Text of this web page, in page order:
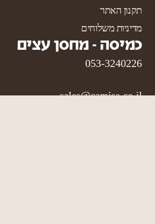
תקנון האתר
מדיניות משלוחים
כמיסה - מחסן עצים
053-3240226
sales@camisa.co.il